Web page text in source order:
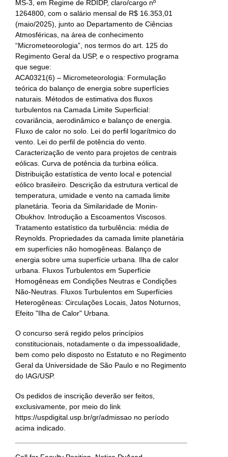
MS-3, em Regime de RDIDP, claro/cargo nº
1264800, com o salário mensal de R$ 16.353,01
(maio/2025), junto ao Departamento de Ciências
Atmosféricas, na área de conhecimento
“Micrometeorologia”, nos termos do art. 125 do
Regimento Geral da USP, e o respectivo programa
que segue:
ACA0321(6) – Micrometeorologia: Formulação
teórica do balanço de energia sobre superfícies
naturais. Métodos de estimativa dos fluxos
turbulentos na Camada Limite Superficial:
covariância, aerodinâmico e balanço de energia.
Fluxo de calor no solo. Lei do perfil logarítmico do
vento. Lei do perfil de potência do vento.
Caracterização de vento para projetos de centrais
eólicas. Curva de potência da turbina eólica.
Distribuição estatística de vento local e potencial
eólico brasileiro. Descrição da estrutura vertical de
temperatura, umidade e vento na camada limite
planetária. Teoria da Similaridade de Monin-
Obukhov. Introdução a Escoamentos Viscosos.
Tratamento estatístico da turbulência: média de
Reynolds. Propriedades da camada limite planetária
em superfícies não homogêneas. Balanço de
energia sobre uma superfície urbana. Ilha de calor
urbana. Fluxos Turbulentos em Superfície
Homogêneas em Condições Neutras e Condições
Não-Neutras. Fluxos Turbulentos em Superfícies
Heterogêneas: Circulações Locais, Jatos Noturnos,
Efeito "Ilha de Calor" Urbana.
O concurso será regido pelos princípios
constitucionais, notadamente o da impessoalidade,
bem como pelo disposto no Estatuto e no Regimento
Geral da Universidade de São Paulo e no Regimento
do IAG/USP.
Os pedidos de inscrição deverão ser feitos,
exclusivamente, por meio do link
https://uspdigital.usp.br/gr/admissao no período
acima indicado.